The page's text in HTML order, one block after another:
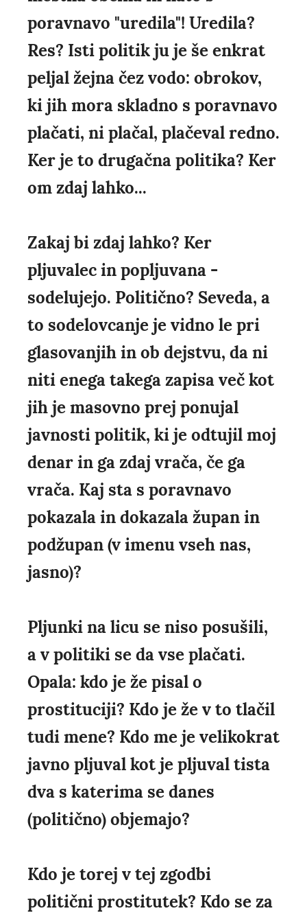
poravnavo "uredila"! Uredila?
Res? Isti politik ju je še enkrat
peljal žejna čez vodo: obrokov,
ki jih mora skladno s poravnavo
plačati, ni plačal, plačeval redno.
Ker je to drugačna politika? Ker
om zdaj lahko...
Zakaj bi zdaj lahko? Ker
pljuvalec in popljuvana -
sodelujejo. Politično? Seveda, a
to sodelovcanje je vidno le pri
glasovanjih in ob dejstvu, da ni
niti enega takega zapisa več kot
jih je masovno prej ponujal
javnosti politik, ki je odtujil moj
denar in ga zdaj vrača, če ga
vrača. Kaj sta s poravnavo
pokazala in dokazala župan in
podžupan (v imenu vseh nas,
jasno)?
Pljunki na licu se niso posušili,
a v politiki se da vse plačati.
Opala: kdo je že pisal o
prostituciji? Kdo je že v to tlačil
tudi mene? Kdo me je velikokrat
javno pljuval kot je pljuval tista
dva s katerima se danes
(politično) objemajo?
Kdo je torej v tej zgodbi
politični prostitutek? Kdo se za